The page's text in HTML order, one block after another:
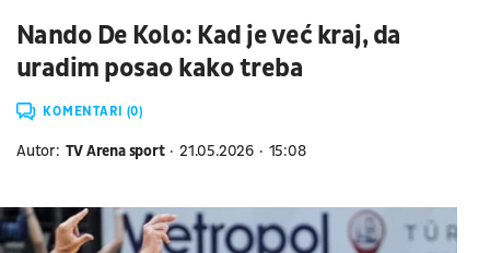
Nando De Kolo: Kad je već kraj, da
uradim posao kako treba
KOMENTARI (0)
Autor: TV Arena sport 21.05.2026 15:08